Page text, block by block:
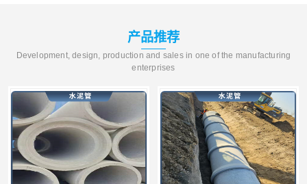
产品推荐
Development, design, production and sales in one of the manufacturing
enterprises